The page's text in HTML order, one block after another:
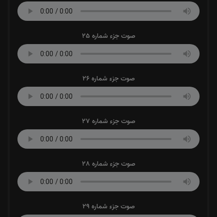
صوت جزء شماره 25
صوت جزء شماره 26
صوت جزء شماره 27
صوت جزء شماره 28
صوت جزء شماره 29